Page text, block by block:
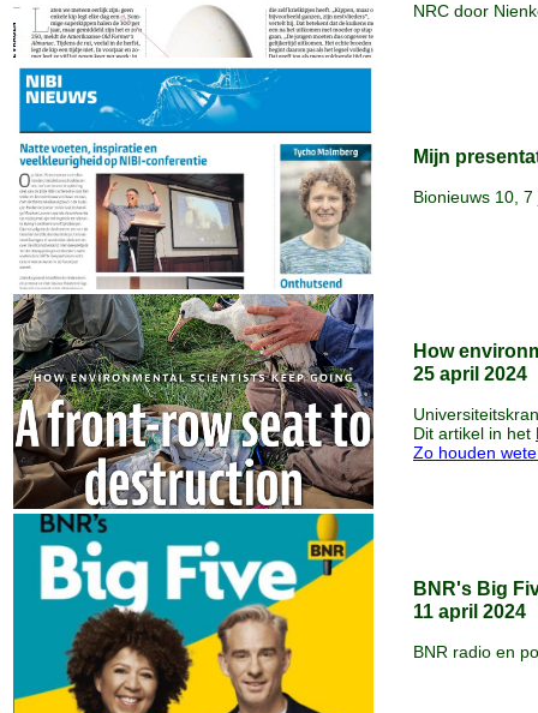
NRC door
Mijn
Bionieuws 10,
How
25 april 2024
Dit artikel in het
Zo houden
BNR's Big
11 april 2024
BNR radio en